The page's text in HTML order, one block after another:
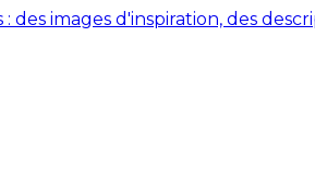
images d'inspiration, des